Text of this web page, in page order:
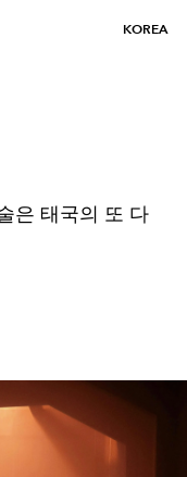
KOREA
은 태국의 또 다